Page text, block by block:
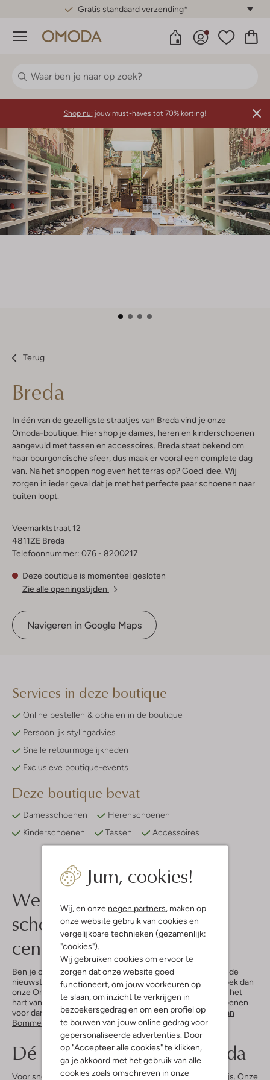
Gratis standaard verzending*
Menu
Jum, cookies!
Wij, en onze negen partners, maken op
onze website gebruik van cookies en
vergelijkbare technieken (gezamenlijk:
"cookies").
Wij gebruiken cookies om ervoor te
zorgen dat onze website goed
functioneert, om jouw voorkeuren op
te slaan, om inzicht te verkrijgen in
bezoekersgedrag en om een profiel op
te bouwen van jouw online gedrag voor
gepersonaliseerde advertenties. Door
op "Accepteer alle cookies" te klikken,
ga je akkoord met het gebruik van alle
cookies zoals omschreven in onze
Shop nu: jouw must-haves tot 70% korting!
Terug
Breda
In één van de gezelligste straatjes van Breda vind je onze
Omoda-boutique. Hier shop je dames, heren en kinderschoenen
aangevuld met tassen en accessoires. Breda staat bekend om
haar bourgondische sfeer, dus maak er vooral een complete dag
van. Na het shoppen nog even het terras op? Goed idee. Wij
zorgen in ieder geval dat je met het perfecte paar schoenen naar
buiten loopt.
Veemarktstraat 12
4811ZE Breda
Telefoonnummer: 076 - 8200217
Deze boutique is momenteel gesloten
Zie alle openingstijden
Navigeren in Google Maps
Services in deze boutique
Online bestellen & ophalen in de boutique
Persoonlijk stylingadvies
Snelle retourmogelijkheden
Exclusieve boutique-events
Deze boutique bevat
Damesschoenen
Herenschoenen
Kinderschoenen
Tassen Accessoires
Welkom bij Omoda: jouw
schoenenwinkel in Breda
centrum
Ben je op zoek naar een schoenenwinkel in Breda waar je de
nieuwste trends en tijdloze klassiekers kunt vinden? Bezoek dan
onze Omoda-winkel aan de Veemarktstraat 12, gelegen in het
hart van Breda. Hier vind je een uitgebreide collectie schoenen
voor dames, heren en kinderen, van merken zoalsFloris van
Bommel
Gabor ,Tommy HilfigerenUGG.
Dé sneaker winkel van Breda
Voor sneakerliefhebbers is Omoda Breda een waar paradijs. Onze